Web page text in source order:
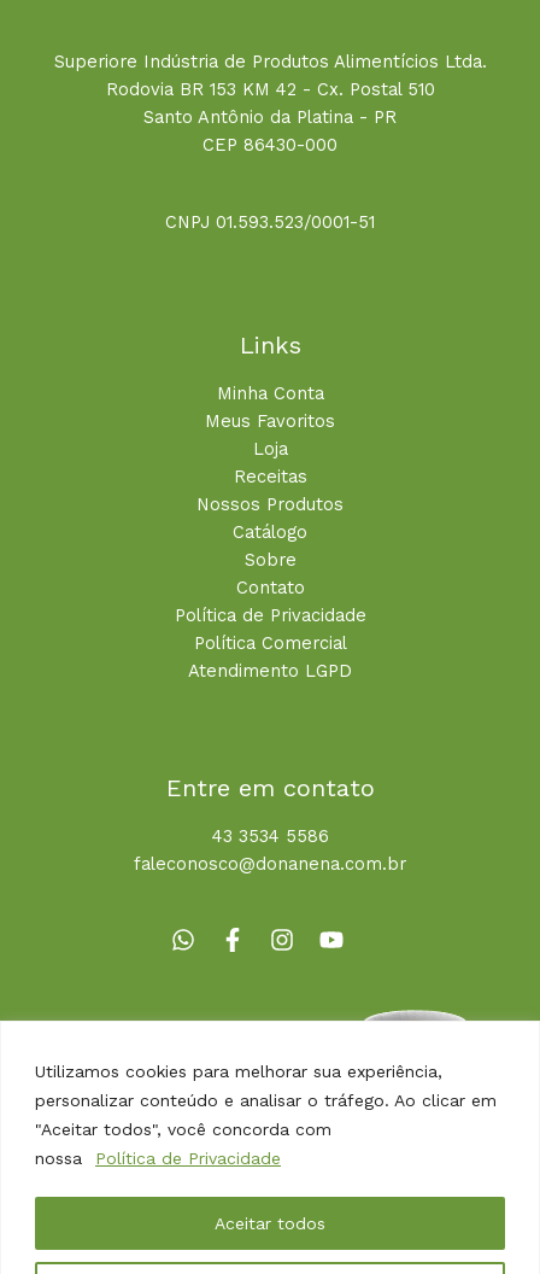
Utilizamos cookies para melhorar sua experiência,
personalizar conteúdo e analisar o tráfego. Ao clicar em
"Aceitar todos", você concorda com
nossa
Política de Privacidade
Aceitar todos
Superiore Indústria de Produtos Alimentícios Ltda.
Rodovia BR 153 KM 42 - Cx. Postal 510
Santo Antônio da Platina - PR
CEP 86430-000
CNPJ 01.593.523/0001-51
Links
Minha Conta
Meus Favoritos
Loja
Receitas
Nossos Produtos
Catálogo
Sobre
Contato
Política de Privacidade
Política Comercial
Atendimento LGPD
Entre em contato
43 3534 5586
faleconosco@donanena.com.br
Copyright © 2026 | Dona Nena Alimentos
Desenvolvido por Agência Arbor